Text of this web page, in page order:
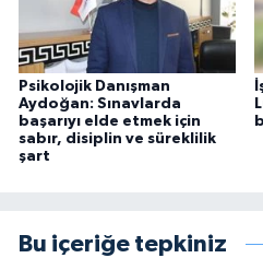
Psikolojik Danışman
Aydoğan: Sınavlarda
başarıyı elde etmek için
sabır, disiplin ve süreklilik
şart
Bu içeriğe tepkiniz